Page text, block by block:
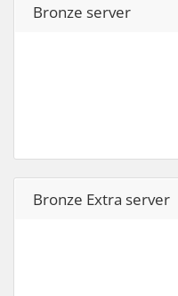
Bronze server
Bronze Extra server